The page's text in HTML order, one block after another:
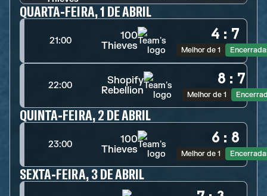
QUARTA-FEIRA, 1 DE ABRIL
21:00
100
Thieves
4 : 7
Melhor de 1
22:00
Shopify
Rebellion
8 : 7
Melhor de 1
QUINTA-FEIRA, 2 DE ABRIL
23:00
100
Thieves
6 : 8
Melhor de 1
SEXTA-FEIRA, 3 DE ABRIL